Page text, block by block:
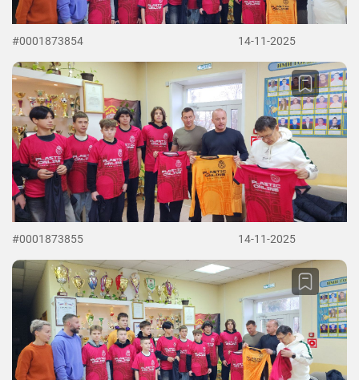
#0001873854 14-11-2025
#0001873855 14-11-2025